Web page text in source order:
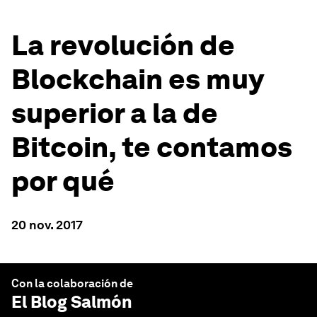
La revolución de
Blockchain es muy
superior a la de
Bitcoin, te contamos
por qué
20 nov. 2017
Con la colaboración de
El Blog Salmón